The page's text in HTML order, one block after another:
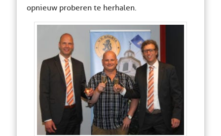
opnieuw proberen te herhalen.